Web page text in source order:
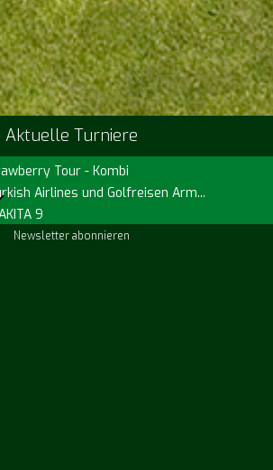
Aktuelle Turniere
Tour - Kombi
Airlines und Golfreisen Arm...
9
Newsletter abonnieren